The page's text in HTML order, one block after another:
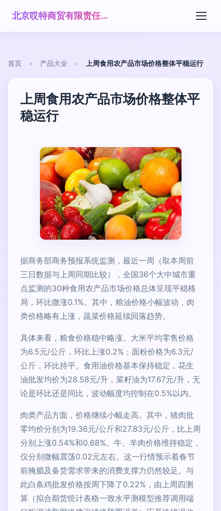
北京哎特商贸有限责任公司
首页 > 产品大全 > 上周食用农产品市场价格整体平稳运行
上周食用农产品市场价格整体平
稳运行
据商务部商务预报系统监测，最近一周（取本周前
三日数据与上周同期比较），全国36个大中城市重
点监测的30种食用农产品市场价格总体呈现平稳格
局，环比微涨0.1%。其中，粮油价格小幅波动，肉
类价格略有上涨，蔬菜价格延续回落趋势。
具体来看，粮食价格稳中略涨。大米平均零售价格
为6.5元/公斤，环比上涨0.2%；面粉价格为6.3元/
公斤，环比持平。食用油价格基本保持稳定，花生
油批发均价为28.58元/升，菜籽油为17.67元/升，无
论是环比还是同比，波动幅度均控制在0.5%以内。
肉类产品方面，价格继续小幅走高。其中，猪肉批
零均价分别为19.36元/公斤和27.83元/公斤，比上周
分别上涨0.54%和0.68%。牛、羊肉价格维持稳定，
仅分别微幅震荡0.02元左右。这一行情预示着春节
前腌腊及备货需求带来的消费支撑力仍然较足。与
此白条鸡批发价格按周下降了0.22%，由上周四测
算（拟合期货统计表格一致水平测模型推荐调用端